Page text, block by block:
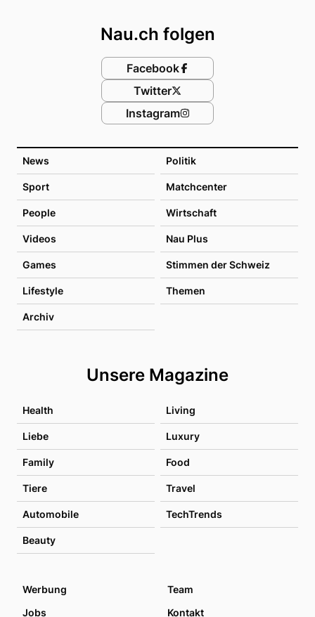
News Politik
Sport Matchcenter
People Wirtschaft
Videos Nau Plus
Games Stimmen der Schweiz
Lifestyle Themen
Archiv
Unsere Magazine
Health Living
Liebe Luxury
Family Food
Tiere Travel
Automobile TechTrends
Beauty
Nau.ch folgen
Facebook
Twitter
Instagram
Werbung
Team
Jobs
Kontakt